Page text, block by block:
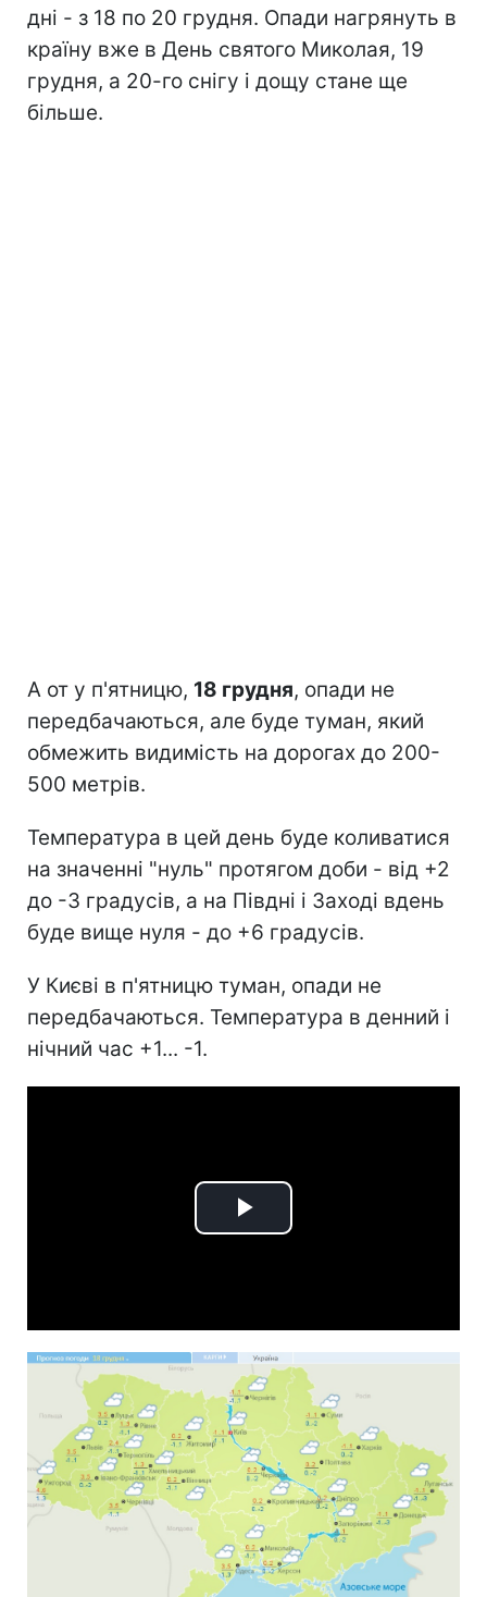
дні - з 18 по 20 грудня. Опади нагрянуть в
країну вже в День святого Миколая, 19
грудня, а 20-го снігу і дощу стане ще
більше.
А от у п'ятницю, 18 грудня, опади не
передбачаються, але буде туман, який
обмежить видимість на дорогах до 200-
500 метрів.
Температура в цей день буде коливатися
на значенні "нуль" протягом доби - від +2
до -3 градусів, а на Півдні і Заході вдень
буде вище нуля - до +6 градусів.
У Києві в п'ятницю туман, опади не
передбачаються. Температура в денний і
нічний час +1... -1.
Play